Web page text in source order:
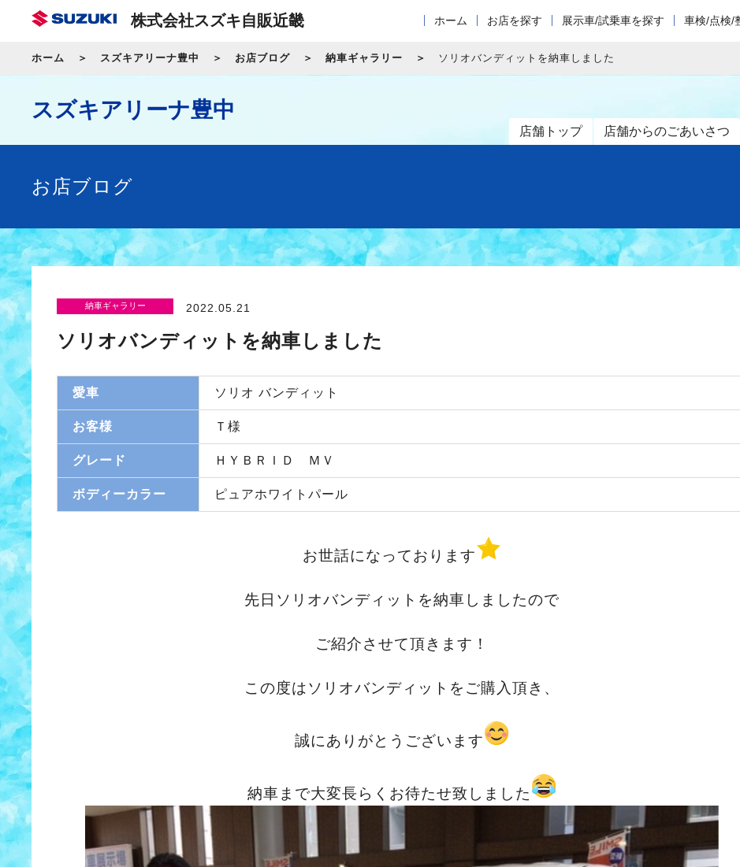
株式会社スズキ自販近畿 ホーム お店を探す 展示車/試乗車を探す 車検/点検/
ホーム スズキアリーナ豊中 お店ブログ 納車ギャラリー ソリオバンディットを納車しました
スズキアリーナ豊中
店舗トップ 店舗からのごあいさつ
お店ブログ
納車ギャラリー 2022.05.21
ソリオバンディットを納車しました
愛車 ソリオ バンディット
お客様 Ｔ様
グレード ＨＹＢＲＩＤ ＭＶ
ボディーカラー ピュアホワイトパール
お世話になっております
先日ソリオバンディットを納車しましたので
ご紹介させて頂きます！
この度はソリオバンディットをご購入頂き、
誠にありがとうございます
納車まで大変長らくお待たせ致しました